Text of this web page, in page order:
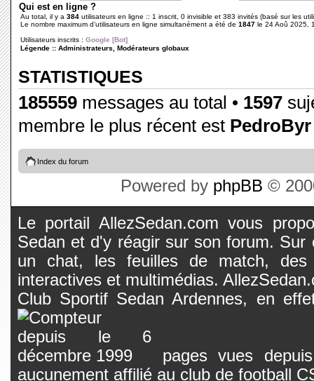
Qui est en ligne ?
Au total, il y a 384 utilisateurs en ligne :: 1 inscrit, 0 invisible et 383 invités (basé sur les
Le nombre maximum d’utilisateurs en ligne simultanément a été de 1847 le 24 Aoû 2025,
Utilisateurs inscrits : Google [Bot]
Légende :: Administrateurs Modérateurs globaux
STATISTIQUES
185559 messages au total • 1597
membre le plus récent est PedroByr
Index du forum
Powered by phpBB ©
Le portail AllezSedan.com vous
Sedan et d'y réagir sur son forum.
un chat, les feuilles de match, des
interactives et multimédias.
Club Sportif Sedan Ardennes, en
pages vues
aucunement affilié au club de football